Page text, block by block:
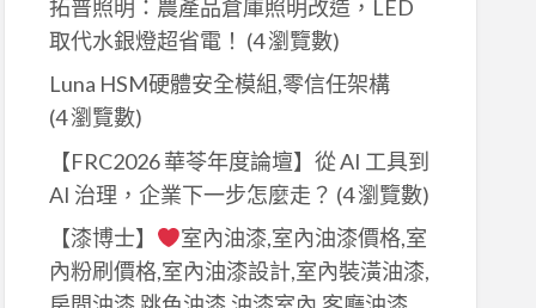
拓普照明：農產品倉庫照明改造，LED
取代水銀燈超省電！ (4 瀏覽數)
Luna HSM硬體安全模組,零信任架構
(4 瀏覽數)
【FRC2026 華苓年度論壇】從 AI 工具到
AI 治理，企業下一步怎麼走？ (4 瀏覽數)
【漆博士】
室內油漆,室內油漆價格,室
內粉刷價格,室內油漆設計,室內裝潢油漆,